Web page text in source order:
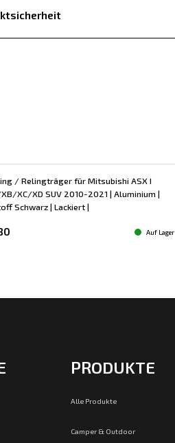
/ Relingträger für Mitsubishi ASX I
XC/XD SUV 2010-2021 | Aluminium |
Schwarz | Lackiert |
Auf Lager
PRODUKTE
Alle Produkte
Camper & Outdoor